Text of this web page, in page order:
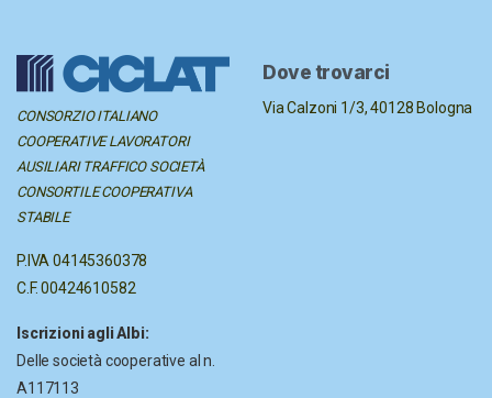
CONSORZIO ITALIANO
COOPERATIVE LAVORATORI
AUSILIARI TRAFFICO SOCIETÀ
CONSORTILE COOPERATIVA
STABILE
P.IVA 04145360378
C.F. 00424610582
Iscrizioni agli Albi:
Delle società cooperative al n.
A117113
Dove trovarci
Via Calzoni 1/3,40128 Bologna